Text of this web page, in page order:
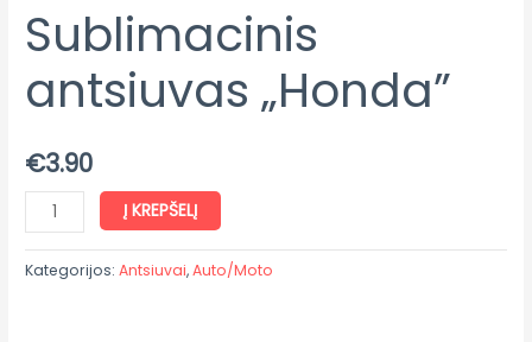
Sublimacinis
antsiuvas „Honda”
€3.90
Į KREPŠELĮ
Kategorijos:Antsiuvai,Auto/Moto